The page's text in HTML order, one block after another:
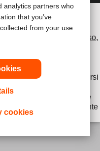
analytics partners who
that you’ve
from your use
cookies
leggi per intero le
illustrativo fornito con
Uso previsto,
Precauzioni d'uso,
non
è opportuno rivolgersi
sanitario. Le
utilizzate durante le
immediatamente